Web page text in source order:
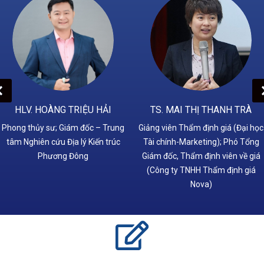
HLV. HOÀNG TRIỆU HẢI
Phong thủy sư; Giám đốc – Trung
tâm Nghiên cứu Địa lý Kiến trúc
Phương Đông
TS. MAI THỊ THANH TRÀ
Giảng viên Thẩm định giá (Đại học
Tài chính-Marketing); Phó Tổng
Giám đốc, Thẩm định viên về giá
(Công ty TNHH Thẩm định giá
Nova)